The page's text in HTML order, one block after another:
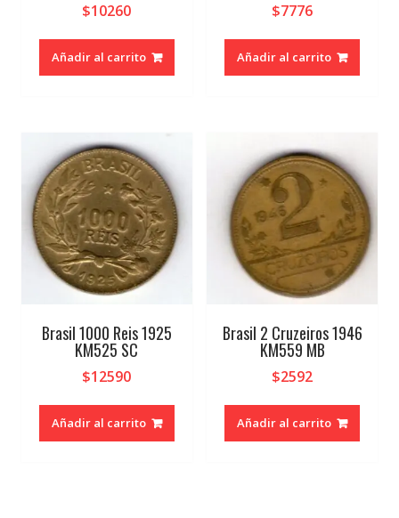
$10260
Añadir al carrito
$7776
Añadir al carrito
Brasil 1000 Reis 1925
KM525 SC
$12590
Añadir al carrito
Brasil 2 Cruzeiros 1946
KM559 MB
$2592
Añadir al carrito